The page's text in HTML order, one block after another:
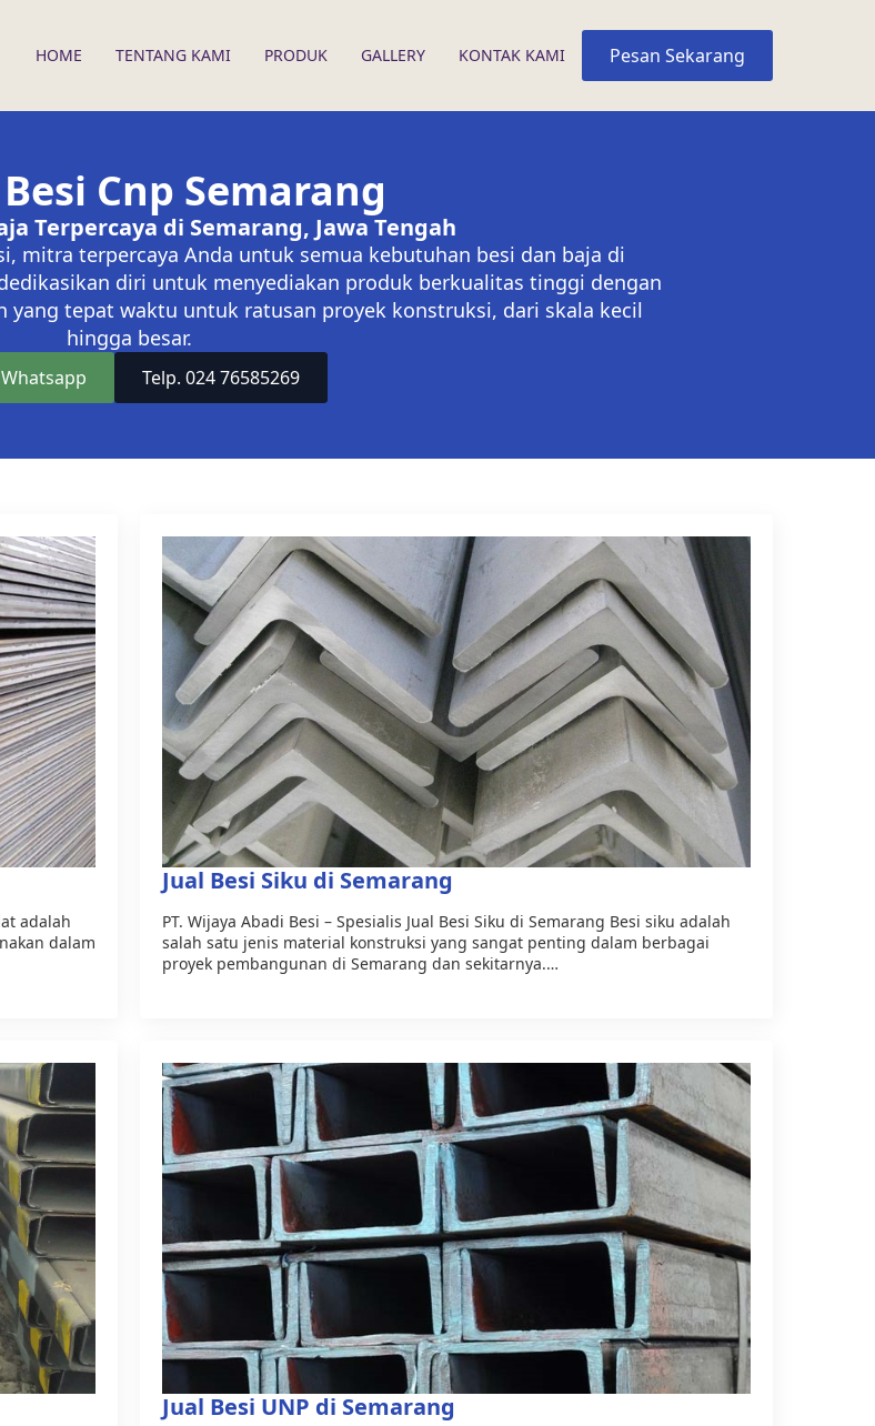
HOME TENTANG KAMI PRODUK GALLERY KONTAK KAMI Pesan Sekarang
Cnp Semarang
Terpercaya di Semarang, Jawa Tengah
mitra terpercaya Anda untuk semua kebutuhan besi dan baja di
diri untuk menyediakan produk berkualitas tinggi dengan
yang tepat waktu untuk ratusan proyek konstruksi, dari skala kecil
hingga besar.
Telp. 024 76585269
adalah
dalam
Jual Besi Siku di Semarang
PT. Wijaya Abadi Besi – Spesialis Jual Besi Siku di Semarang Besi siku adalah
salah satu jenis material konstruksi yang sangat penting dalam berbagai
proyek pembangunan di Semarang dan sekitarnya.…
Jual Besi UNP di Semarang